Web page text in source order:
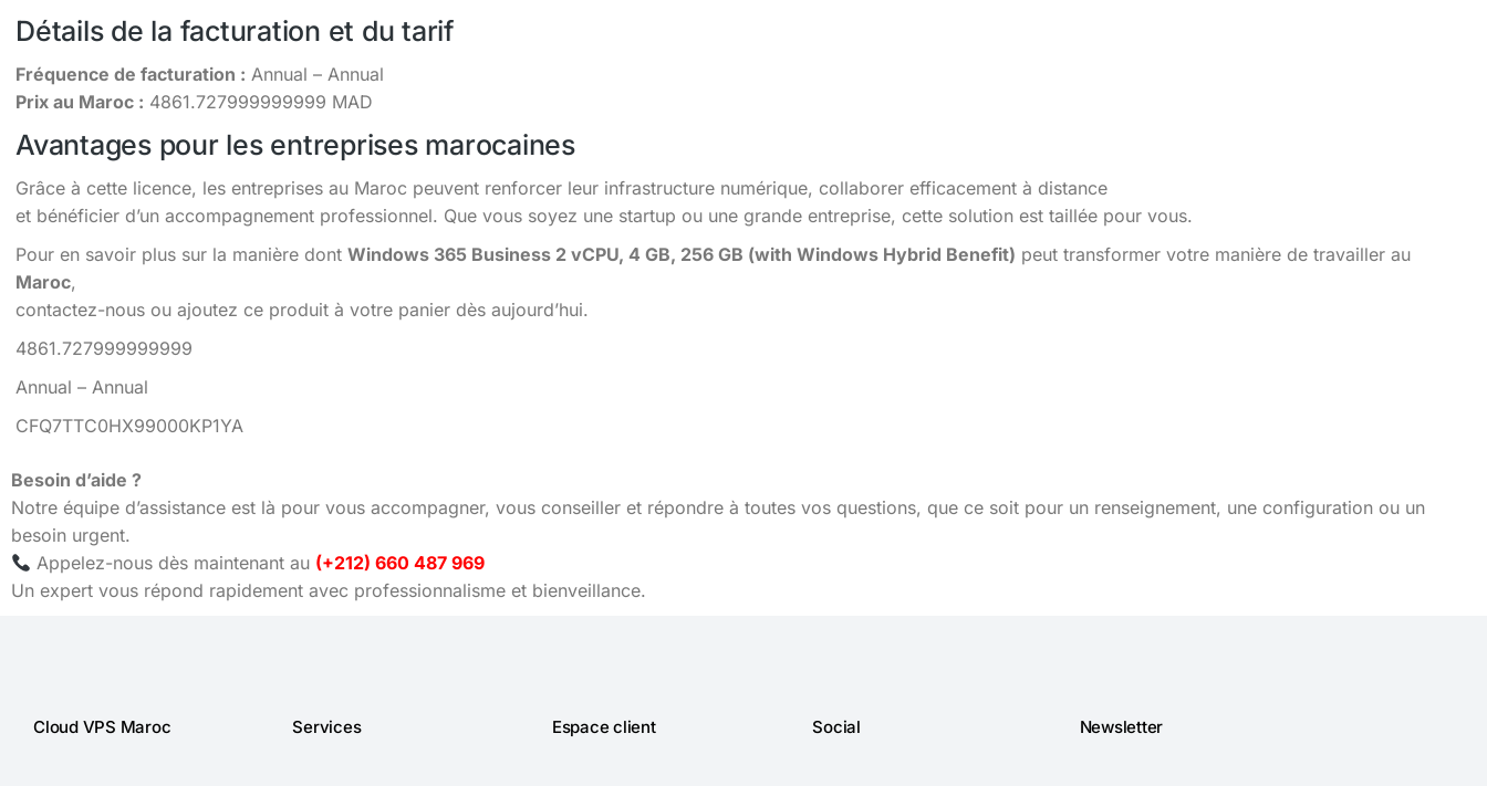
Détails de la facturation et du tarif
Fréquence de facturation : Annual – Annual
Prix au Maroc : 4861.727999999999 MAD
Avantages pour les entreprises marocaines
Grâce à cette licence, les entreprises au Maroc peuvent renforcer leur infrastructure numérique, collaborer efficacement à distance
et bénéficier d’un accompagnement professionnel. Que vous soyez une startup ou une grande entreprise, cette solution est taillée pour vous.
Pour en savoir plus sur la manière dont Windows 365 Business 2 vCPU, 4 GB, 256 GB (with Windows Hybrid Benefit) peut transformer votre manière de travailler au
Maroc,
contactez-nous ou ajoutez ce produit à votre panier dès aujourd’hui.
4861.727999999999
Annual – Annual
CFQ7TTC0HX99000KP1YA
Besoin d’aide ?
Notre équipe d’assistance est là pour vous accompagner, vous conseiller et répondre à toutes vos questions, que ce soit pour un renseignement, une configuration ou un
besoin urgent.
Appelez-nous dès maintenant au (+212) 660 487 969
Un expert vous répond rapidement avec professionnalisme et bienveillance.
Cloud VPS Maroc Services Espace client Social Newsletter